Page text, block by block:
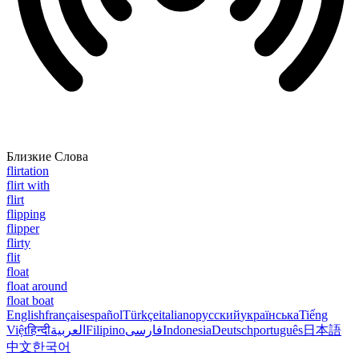
Близкие Слова
flirtation
flirt with
flirt
flipping
flipper
flirty
flit
float
float around
float boat
EnglishfrançaisespañolTürkçeitalianoрусскийукраїнськаTiếng
Việtहिन्दीالعربية FilipinoفارسیIndonesiaDeutschportuguês日本語
中文한국어